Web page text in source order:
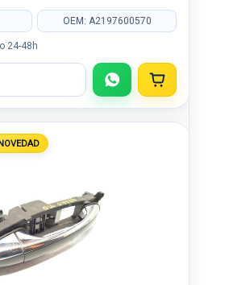
OEM: A2197600570
24-48h